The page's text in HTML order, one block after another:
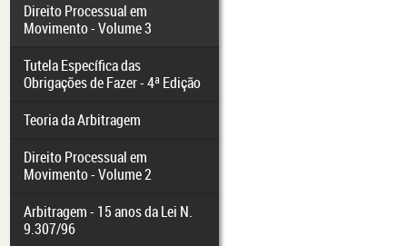
Direito Processual em
Movimento - Volume 3
Tutela Específica das
Obrigações de Fazer - 4ª Edição
Teoria da Arbitragem
Direito Processual em
Movimento - Volume 2
Arbitragem - 15 anos da Lei N.
9.307/96